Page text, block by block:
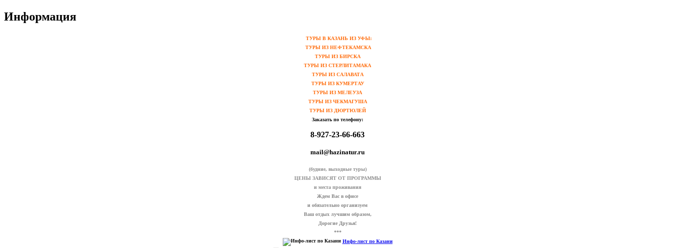
Информация
ТУРЫ В КАЗАНЬ ИЗ УФЫ:
ТУРЫ ИЗ НЕФТЕКАМСКА
ТУРЫ ИЗ БИРСКА
ТУРЫ ИЗ СТЕРЛИТАМАКА
ТУРЫ ИЗ САЛАВАТА
ТУРЫ ИЗ КУМЕРТАУ
ТУРЫ ИЗ МЕЛЕУЗА
ТУРЫ ИЗ ЧЕКМАГУША
ТУРЫ ИЗ ДЮРТЮЛЕЙ
Заказать по телефону:
8-927-23-66-663
mail@hazinatur.ru
(будние, выходные туры)
ЦЕНЫ ЗАВИСЯТ ОТ ПРОГРАММЫ
и места проживания
Ждем Вас в офисе
и обязательно организуем
Ваш отдых лучшим образом,
Дорогие Друзья!
***
Инфо-лист по Казани